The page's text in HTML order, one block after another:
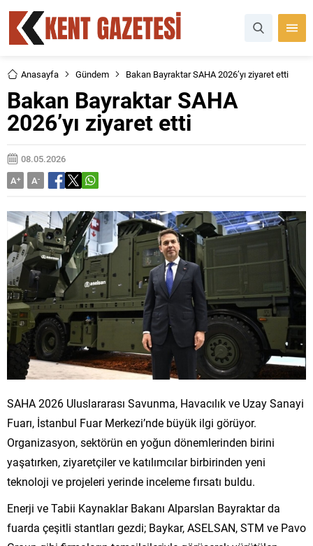
Anasayfa Gündem Bakan Bayraktar SAHA 2026’yı ziyaret etti
Bakan Bayraktar SAHA
2026’yı ziyaret etti
08.05.2026
A+ A-
SAHA 2026 Uluslararası Savunma, Havacılık ve Uzay Sanayi
Fuarı, İstanbul Fuar Merkezi’nde büyük ilgi görüyor.
Organizasyon, sektörün en yoğun dönemlerinden birini
yaşatırken, ziyaretçiler ve katılımcılar birbirinden yeni
teknoloji ve projeleri yerinde inceleme fırsatı buldu.
Enerji ve Tabii Kaynaklar Bakanı Alparslan Bayraktar da
fuarda çeşitli stantları gezdi; Baykar, ASELSAN, STM ve Pavo